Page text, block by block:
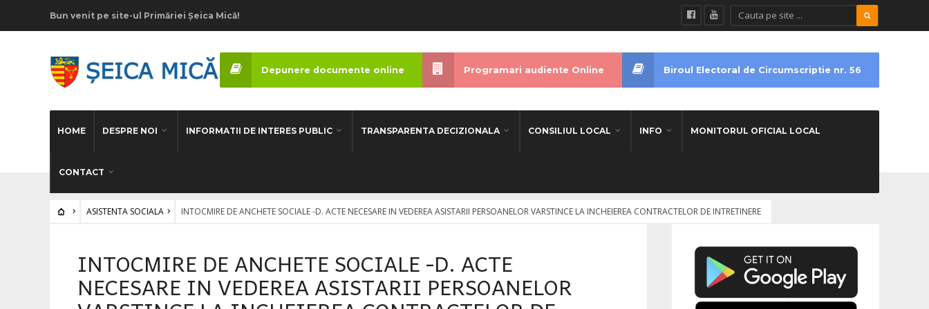
Bun venit pe site-ul Primăriei Șeica Mică!
HOME DESPRE NOI INFORMATII DE INTERES PUBLIC TRANSPARENTA DECIZIONALA CONSILIUL LOCAL INFO MONITORUL OFICIAL LOCAL
CONTACT
Depunere documente online Programari audiente Online Biroul Electoral de Circumscriptie nr. 56
ASISTENTA SOCIALA INTOCMIRE DE ANCHETE SOCIALE -D. ACTE NECESARE IN VEDEREA ASISTARII PERSOANELOR VARSTINCE LA INCHEIEREA CONTRACTELOR DE INTRETINERE
INTOCMIRE DE ANCHETE SOCIALE -D. ACTE
NECESARE IN VEDEREA ASISTARII PERSOANELOR